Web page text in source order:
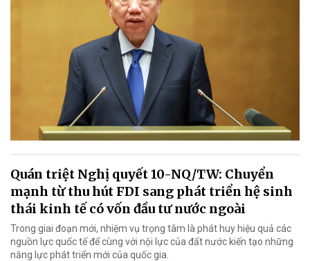
Quán triệt Nghị quyết 10-NQ/TW: Chuyển
mạnh từ thu hút FDI sang phát triển hệ sinh
thái kinh tế có vốn đầu tư nước ngoài
Trong giai đoạn mới, nhiệm vụ trọng tâm là phát huy hiệu quả các
nguồn lực quốc tế để cùng với nội lực của đất nước kiến tạo những
năng lực phát triển mới của quốc gia.